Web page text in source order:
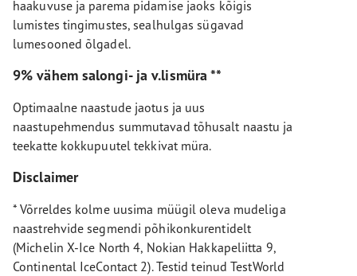
haakuvuse ja parema pidamise jaoks kõigis
lumistes tingimustes, sealhulgas sügavad
lumesooned õlgadel.
9% vähem salongi- ja v.lismüra **
Optimaalne naastude jaotus ja uus
naastupehmendus summutavad tõhusalt naastu ja
teekatte kokkupuutel tekkivat müra.
Disclaimer
* Võrreldes kolme uusima müügil oleva mudeliga
naastrehvide segmendi põhikonkurentidelt
(Michelin X-Ice North 4, Nokian Hakkapeliitta 9,
Continental IceContact 2). Testid teinud TestWorld